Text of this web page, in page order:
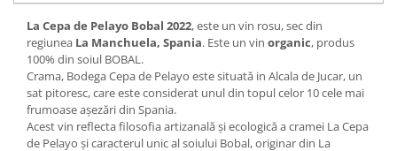
La Cepa de Pelayo Bobal 2022, este un vin rosu, sec din
regiunea La Manchuela, Spania. Este un vin organic, produs
100% din soiul BOBAL.
Crama, Bodega Cepa de Pelayo este situată in Alcala de Jucar, un
sat pitoresc, care este considerat unul din topul celor 10 cele mai
frumoase așezări din Spania.
Acest vin reflecta filosofia artizanală și ecologică a cramei La Cepa
de Pelayo și caracterul unic al soiului Bobal, originar din La